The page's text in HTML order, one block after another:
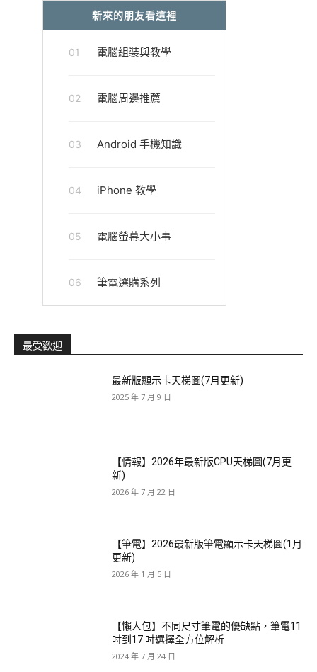
新來的朋友看這裡
01 電腦組裝與教學
02 電腦周邊推薦
03 Android 手機知識
04 iPhone 教學
05 電腦螢幕大小事
06 筆電選購系列
最受歡迎
最新版顯示卡天梯圖(7月更新)
2025 年 7 月 9 日
【情報】2026年最新版CPU天梯圖(7月更
新)
2026 年 7 月 22 日
【筆電】2026最新版筆電顯示卡天梯圖(1月
更新)
2026 年 1 月 5 日
【懶人包】不同尺寸筆電的優缺點，筆電11
吋到17 吋選擇全方位解析
2024 年 7 月 24 日